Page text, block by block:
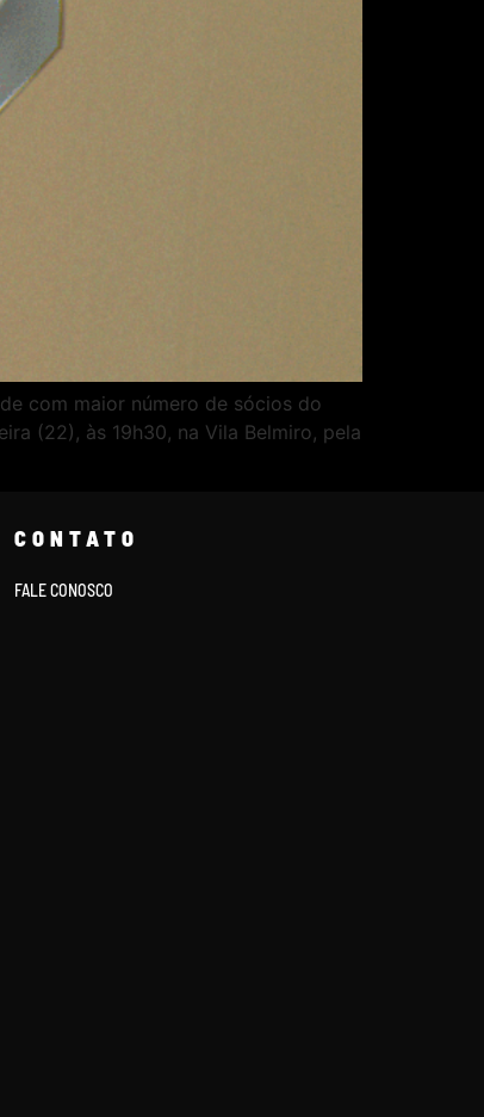
com maior número de sócios do
(22), às 19h30, na Vila Belmiro, pela
CONTATO
FALE CONOSCO